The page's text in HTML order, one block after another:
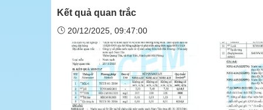
Thư viện Video
Thư viện ảnh
Hoạt động đoàn
Văn hóa doanh
Kết quả quan trắc
20/12/2025, 09:47:00